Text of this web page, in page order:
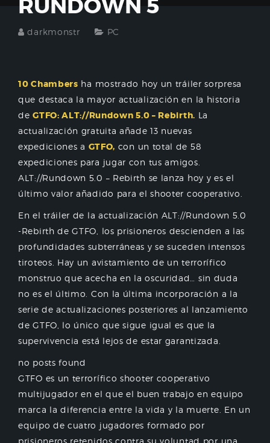
RUNDOWN 5
darkmonstr PC
10 Chambers ha mostrado hoy un tráiler sorpresa
que destaca la mayor actualización en la historia
deGTFO: ALT://Rundown 5.0 – Rebirth. La
actualización gratuita añade 13 nuevas
expediciones a GTFO, con un total de 58
expediciones para jugar con tus amigos.
ALT://Rundown 5.0 – Rebirth se lanza hoy y es el
último valor añadido para el shooter cooperativo.
En el tráiler de la actualización ALT://Rundown 5.0
-Rebirth de GTFO, los prisioneros descienden a las
profundidades subterráneas y se suceden intensos
tiroteos. Hay un avistamiento de un terrorífico
monstruo que acecha en la oscuridad… sin duda
no es el último. Con la última incorporación a la
serie de actualizaciones posteriores al lanzamiento
de GTFO, lo único que sigue igual es que la
supervivencia está lejos de estar garantizada.
no posts found
GTFO es un terrorífico shooter cooperativo
multijugador en el que el buen trabajo en equipo
marca la diferencia entre la vida y la muerte. En un
equipo de cuatro jugadores formado por
prisioneros retenidos contra su voluntad por una